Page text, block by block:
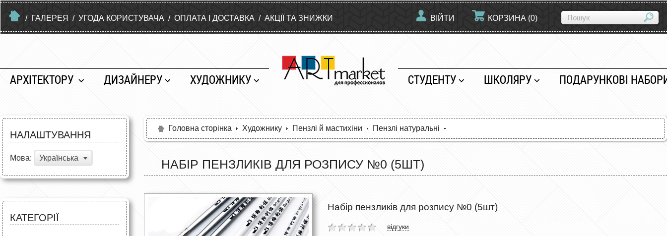
/ ГАЛЕРЕЯ / УГОДА КОРИСТУВАЧА / ОПЛАТА І ДОСТАВКА / АКЦІЇ ТА ЗНИЖКИ ВІЙТИ КОРЗИНА (0)
АРХІТЕКТОРУ ДИЗАЙНЕРУ ХУДОЖНИКУ СТУДЕНТУ ШКОЛЯРУ ПОДАРУНКОВІ
НАЛАШТУВАННЯ
Мова: Українська
КАТЕГОРІЇ
Головна сторінка Художнику Пензлі й мастихіни Пензлі натуральні
НАБІР ПЕНЗЛИКІВ ДЛЯ РОЗПИСУ №0 (5ШТ)
Набір пензликів для розпису №0 (5шт)
відгуки